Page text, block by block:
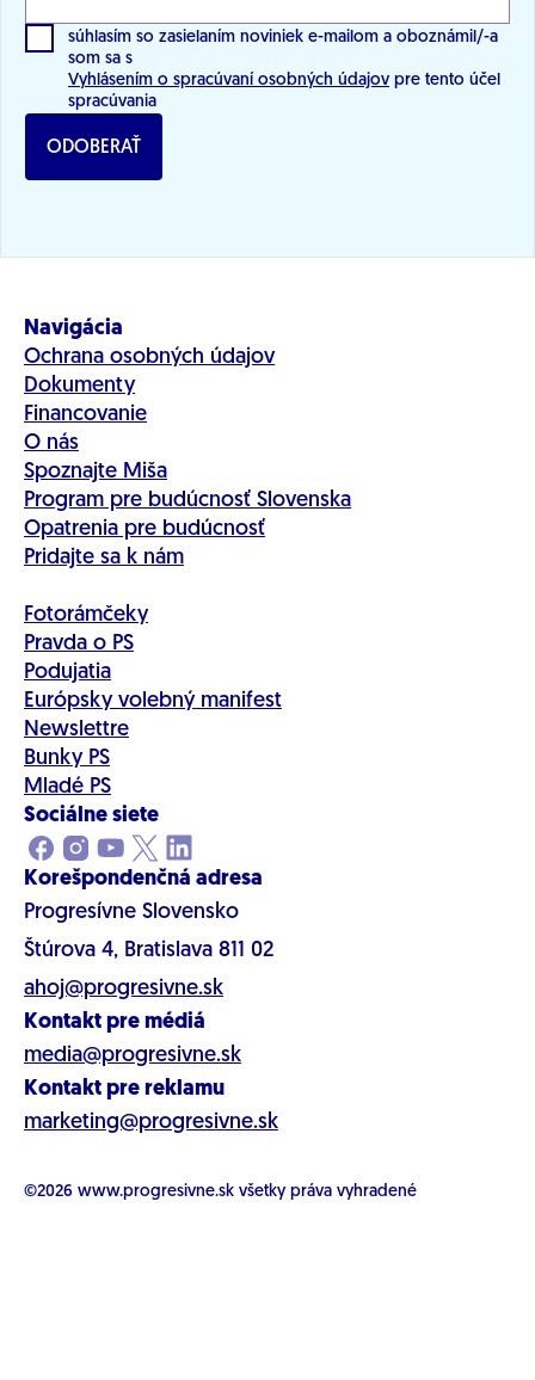
podporou tisícov ľudí, ktorí sa pridali k našej
výzve.
súhlasím so zasielaním noviniek e-mailom a oboznámil/-a
som sa s
Vyhlásením o spracúvaní osobných údajov pre tento účel
spracúvania
ODOBERAŤ
Navigácia
Ochrana osobných údajov
Dokumenty
Financovanie
O nás
Spoznajte Miša
Program pre budúcnosť Slovenska
Opatrenia pre budúcnosť
Pridajte sa k nám
Fotorámčeky
Pravda o PS
Podujatia
Európsky volebný manifest
Newslettre
Bunky PS
Mladé PS
Sociálne siete
Korešpondenčná adresa
Progresívne Slovensko
Štúrova 4, Bratislava 811 02
ahoj@progresivne.sk
Kontakt pre médiá
media@progresivne.sk
Kontakt pre reklamu
marketing@progresivne.sk
©2026 www.progresivne.sk všetky práva vyhradené